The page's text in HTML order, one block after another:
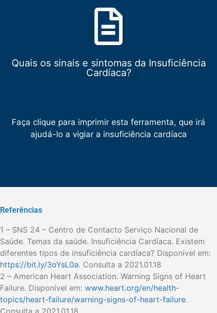
Quais os sinais e sintomas da Insuficiência
Cardíaca?
Faça clique para imprimir esta ferramenta, que irá
ajudá-lo a vigiar a insuficiência cardíaca
Referências
1 – SNS 24 – Centro de Contacto Serviço Nacional de
Saúde. Temas da saúde. Insuficiência Cardíaca. Existem
diferentes tipos de insuficiência cardíaca? Disponível em:
https://bit.ly/3oYsL0a. Consulta a 2021.01.18
2 – American Heart Association. Warning Signs of Heart
Failure. Disponível em: www.heart.org/en/health-
topics/heart-failure/warning-signs-of-heart-failure.
Consulta a 2021.01.18